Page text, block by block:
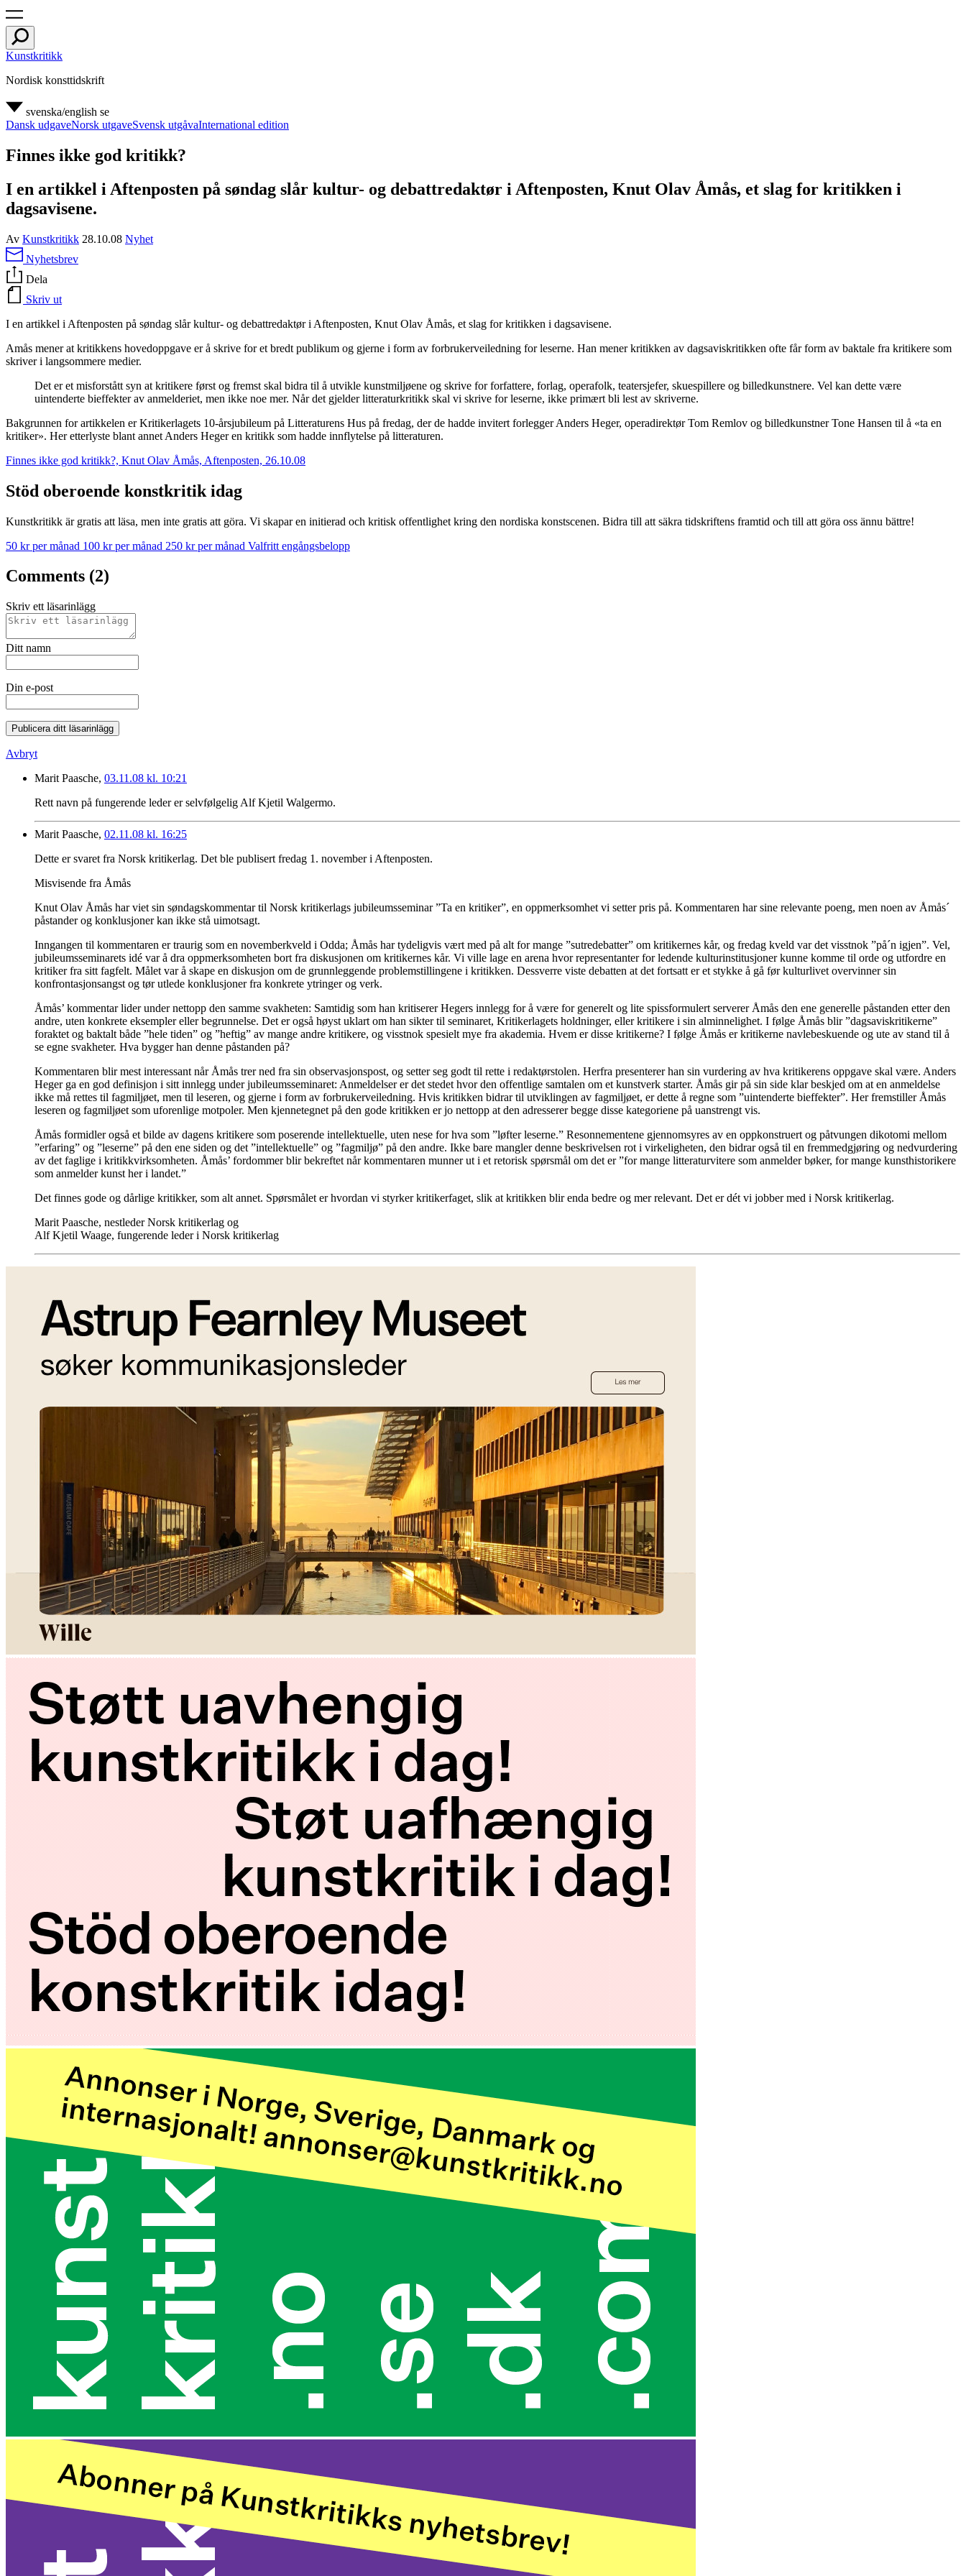
Kunstkritikk
Nordisk konsttidskrift
svenska/english se
Dansk udgaveNorsk utgaveSvensk utgåvaInternational edition
Finnes ikke god kritikk?
I en artikkel i Aftenposten på søndag slår kultur- og debattredaktør i Aftenposten, Knut Olav Åmås, et slag for kritikken i
dagsavisene.
Av Kunstkritikk 28.10.08 Nyhet
Nyhetsbrev
Dela
Skriv ut
I en artikkel i Aftenposten på søndag slår kultur- og debattredaktør i Aftenposten, Knut Olav Åmås, et slag for kritikken i dagsavisene.
Amås mener at kritikkens hovedoppgave er å skrive for et bredt publikum og gjerne i form av forbrukerveiledning for leserne. Han mener kritikken av dagsaviskritikken ofte får form av baktale fra kritikere som
skriver i langsommere medier.
Det er et misforstått syn at kritikere først og fremst skal bidra til å utvikle kunstmiljøene og skrive for forfattere, forlag, operafolk, teatersjefer, skuespillere og billedkunstnere. Vel kan dette være
uintenderte bieffekter av anmelderiet, men ikke noe mer. Når det gjelder litteraturkritikk skal vi skrive for leserne, ikke primært bli lest av skriverne.
Bakgrunnen for artikkelen er Kritikerlagets 10-årsjubileum på Litteraturens Hus på fredag, der de hadde invitert forlegger Anders Heger, operadirektør Tom Remlov og billedkunstner Tone Hansen til å «ta en
kritiker». Her etterlyste blant annet Anders Heger en kritikk som hadde innflytelse på litteraturen.
Finnes ikke god kritikk?, Knut Olav Åmås, Aftenposten, 26.10.08
Stöd oberoende konstkritik idag
Kunstkritikk är gratis att läsa, men inte gratis att göra. Vi skapar en initierad och kritisk offentlighet kring den nordiska konstscenen. Bidra till att säkra tidskriftens framtid och till att göra oss ännu bättre!
50 kr per månad 100 kr per månad 250 kr per månad Valfritt engångsbelopp
Comments (2)
Skriv ett läsarinlägg
Ditt namn
Din e-post
Publicera ditt läsarinlägg
Avbryt
Marit Paasche, 03.11.08 kl. 10:21
Rett navn på fungerende leder er selvfølgelig Alf Kjetil Walgermo.
Marit Paasche, 02.11.08 kl. 16:25
Dette er svaret fra Norsk kritikerlag. Det ble publisert fredag 1. november i Aftenposten.
Misvisende fra Åmås
Knut Olav Åmås har viet sin søndagskommentar til Norsk kritikerlags jubileumsseminar ”Ta en kritiker”, en oppmerksomhet vi setter pris på. Kommentaren har sine relevante poeng, men noen av Åmås´
påstander og konklusjoner kan ikke stå uimotsagt.
Inngangen til kommentaren er traurig som en novemberkveld i Odda; Åmås har tydeligvis vært med på alt for mange ”sutredebatter” om kritikernes kår, og fredag kveld var det visstnok ”på´n igjen”. Vel,
jubileumsseminarets idé var å dra oppmerksomheten bort fra diskusjonen om kritikernes kår. Vi ville lage en arena hvor representanter for ledende kulturinstitusjoner kunne komme til orde og utfordre en
kritiker fra sitt fagfelt. Målet var å skape en diskusjon om de grunnleggende problemstillingene i kritikken. Dessverre viste debatten at det fortsatt er et stykke å gå før kulturlivet overvinner sin
konfrontasjonsangst og tør utlede konklusjoner fra konkrete ytringer og verk.
Åmås’ kommentar lider under nettopp den samme svakheten: Samtidig som han kritiserer Hegers innlegg for å være for generelt og lite spissformulert serverer Åmås den ene generelle påstanden etter den
andre, uten konkrete eksempler eller begrunnelse. Det er også høyst uklart om han sikter til seminaret, Kritikerlagets holdninger, eller kritikere i sin alminnelighet. I følge Åmås blir ”dagsaviskritikerne”
foraktet og baktalt både ”hele tiden” og ”heftig” av mange andre kritikere, og visstnok spesielt mye fra akademia. Hvem er disse kritikerne? I følge Åmås er kritikerne navlebeskuende og ute av stand til å
se egne svakheter. Hva bygger han denne påstanden på?
Kommentaren blir mest interessant når Åmås trer ned fra sin observasjonspost, og setter seg godt til rette i redaktørstolen. Herfra presenterer han sin vurdering av hva kritikerens oppgave skal være. Anders
Heger ga en god definisjon i sitt innlegg under jubileumsseminaret: Anmeldelser er det stedet hvor den offentlige samtalen om et kunstverk starter. Åmås gir på sin side klar beskjed om at en anmeldelse
ikke må rettes til fagmiljøet, men til leseren, og gjerne i form av forbrukerveiledning. Hvis kritikken bidrar til utviklingen av fagmiljøet, er dette å regne som ”uintenderte bieffekter”. Her fremstiller Åmås
leseren og fagmiljøet som uforenlige motpoler. Men kjennetegnet på den gode kritikken er jo nettopp at den adresserer begge disse kategoriene på uanstrengt vis.
Åmås formidler også et bilde av dagens kritikere som poserende intellektuelle, uten nese for hva som ”løfter leserne.” Resonnementene gjennomsyres av en oppkonstruert og påtvungen dikotomi mellom
”erfaring” og ”leserne” på den ene siden og det ”intellektuelle” og ”fagmiljø” på den andre. Ikke bare mangler denne beskrivelsen rot i virkeligheten, den bidrar også til en fremmedgjøring og nedvurdering
av det faglige i kritikkvirksomheten. Åmås’ fordommer blir bekreftet når kommentaren munner ut i et retorisk spørsmål om det er ”for mange litteraturvitere som anmelder bøker, for mange kunsthistorikere
som anmelder kunst her i landet.”
Det finnes gode og dårlige kritikker, som alt annet. Spørsmålet er hvordan vi styrker kritikerfaget, slik at kritikken blir enda bedre og mer relevant. Det er dét vi jobber med i Norsk kritikerlag.
Marit Paasche, nestleder Norsk kritikerlag og
Alf Kjetil Waage, fungerende leder i Norsk kritikerlag